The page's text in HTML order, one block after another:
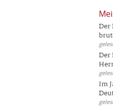
Der
Der
Im